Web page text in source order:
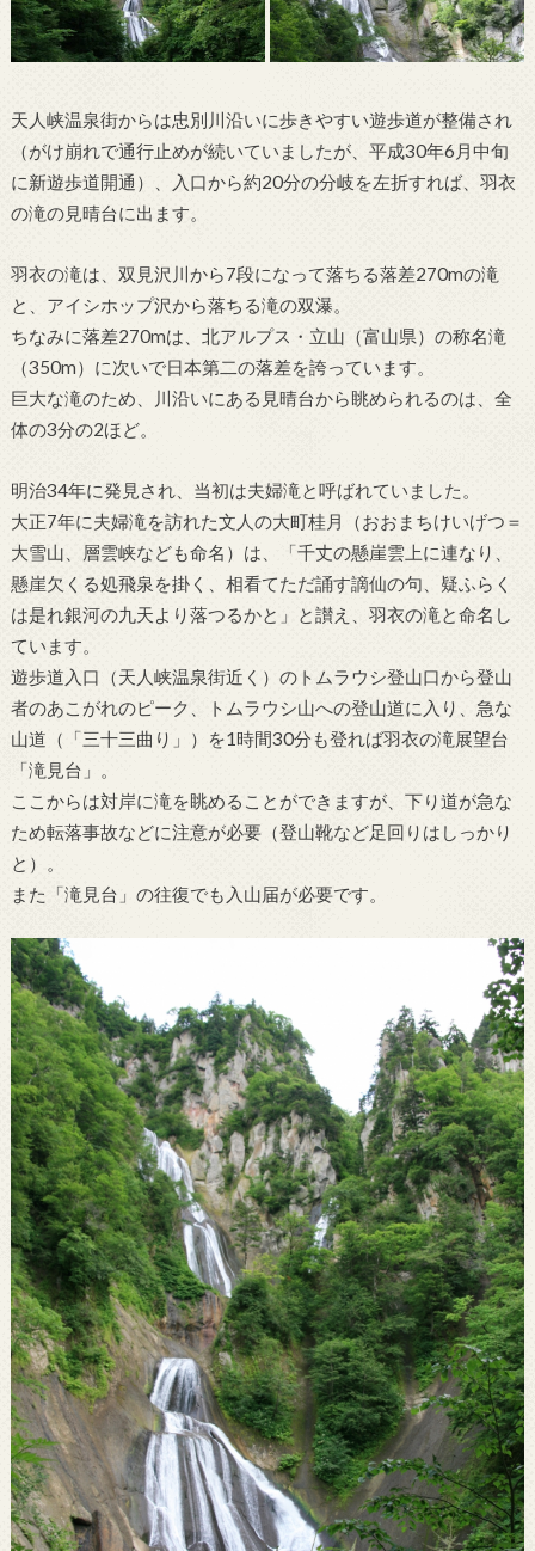
天人峡温泉街からは忠別川沿いに歩きやすい遊歩道が整備され
（がけ崩れで通行止めが続いていましたが、平成30年6月中旬
に新遊歩道開通）、入口から約20分の分岐を左折すれば、羽衣
の滝の見晴台に出ます。
羽衣の滝は、双見沢川から7段になって落ちる落差270mの滝
と、アイシホップ沢から落ちる滝の双瀑。
ちなみに落差270mは、北アルプス・立山（富山県）の称名滝
（350m）に次いで日本第二の落差を誇っています。
巨大な滝のため、川沿いにある見晴台から眺められるのは、全
体の3分の2ほど。
明治34年に発見され、当初は夫婦滝と呼ばれていました。
大正7年に夫婦滝を訪れた文人の大町桂月（おおまちけいげつ＝
大雪山、層雲峡なども命名）は、「千丈の懸崖雲上に連なり、
懸崖欠くる処飛泉を掛く、相看てただ誦す謫仙の句、疑ふらく
は是れ銀河の九天より落つるかと」と讃え、羽衣の滝と命名し
ています。
遊歩道入口（天人峡温泉街近く）のトムラウシ登山口から登山
者のあこがれのピーク、トムラウシ山への登山道に入り、急な
山道（「三十三曲り」）を1時間30分も登れば羽衣の滝展望台
「滝見台」。
ここからは対岸に滝を眺めることができますが、下り道が急な
ため転落事故などに注意が必要（登山靴など足回りはしっかり
と）。
また「滝見台」の往復でも入山届が必要です。